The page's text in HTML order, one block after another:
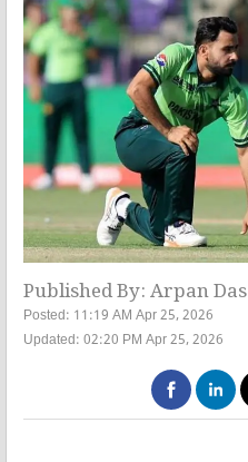
Published By: Arpan Das
Posted: 11:19 AM Apr 25, 2026
Updated: 02:20 PM Apr 25, 2026